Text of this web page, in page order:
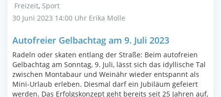
Freizeit, Sport
30 Juni 2023 14:00 Uhr Erika Molle
Autofreier Gelbachtag am 9. Juli 2023
Radeln oder skaten entlang der Straße: Beim autofreien
Gelbachtag am Sonntag, 9. Juli, lässt sich das idyllische Tal
zwischen Montabaur und Weinähr wieder entspannt als
Mini-Urlaub erleben. Diesmal darf ein Jubiläum gefeiert
werden. Das Erfolgskonzept geht bereits seit 25 Jahren auf,